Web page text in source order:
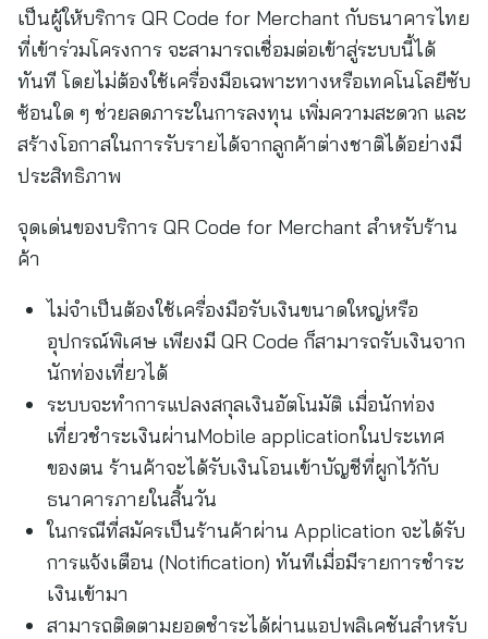
เป็นผู้ให้บริการ QR Code for Merchant กับธนาคารไทย
ที่เข้าร่วมโครงการ จะสามารถเชื่อมต่อเข้าสู่ระบบนี้ได้
ทันที โดยไม่ต้องใช้เครื่องมือเฉพาะทางหรือเทคโนโลยีซับ
ซ้อนใด ๆ ช่วยลดภาระในการลงทุน เพิ่มความสะดวก และ
สร้างโอกาสในการรับรายได้จากลูกค้าต่างชาติได้อย่างมี
ประสิทธิภาพ
จุดเด่นของบริการ QR Code for Merchant สำหรับร้าน
ค้า
ไม่จำเป็นต้องใช้เครื่องมือรับเงินขนาดใหญ่หรือ
อุปกรณ์พิเศษ เพียงมี QR Code ก็สามารถรับเงินจาก
นักท่องเที่ยวได้
ระบบจะทำการแปลงสกุลเงินอัตโนมัติ เมื่อนักท่อง
เที่ยวชำระเงินผ่านMobile applicationในประเทศ
ของตน ร้านค้าจะได้รับเงินโอนเข้าบัญชีที่ผูกไว้กับ
ธนาคารภายในสิ้นวัน
ในกรณีที่สมัครเป็นร้านค้าผ่าน Application จะได้รับ
การแจ้งเตือน (Notification) ทันทีเมื่อมีรายการชำระ
เงินเข้ามา
สามารถติดตามยอดชำระได้ผ่านแอปพลิเคชันสำหรับ